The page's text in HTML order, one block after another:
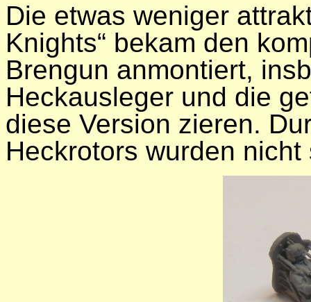
Die etwas weniger
Knights“ bekam den
Brengun anmontiert,
Heckausleger und die
diese Version zieren.
Heckrotors wurden